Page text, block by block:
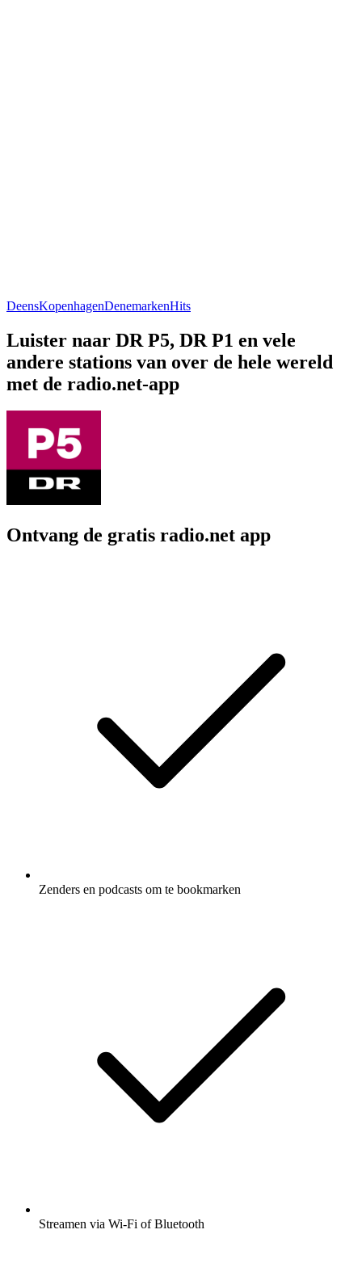
DeensKopenhagenDenemarkenHits
Luister naar DR P5, DR P1 en vele
andere stations van over de hele wereld
met de radio.net-app
Ontvang de gratis radio.net app
Zenders en podcasts om te bookmarken
Streamen via Wi-Fi of Bluetooth